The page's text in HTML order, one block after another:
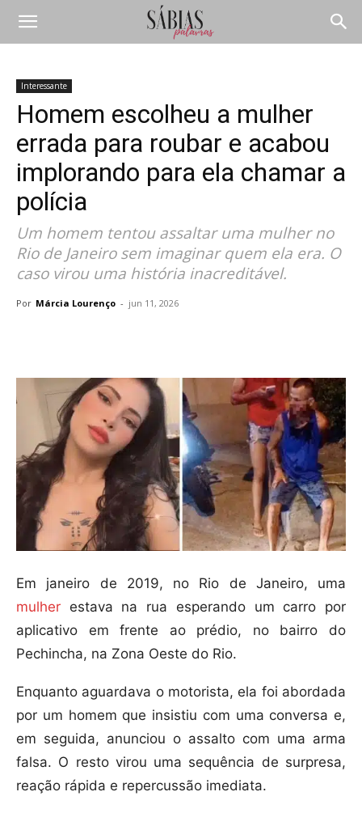
Interessante
Homem escolheu a mulher
errada para roubar e acabou
implorando para ela chamar a
polícia
Um homem tentou assaltar uma mulher no
Rio de Janeiro sem imaginar quem ela era. O
caso virou uma história inacreditável.
Por Márcia Lourenço - jun 11, 2026
Em janeiro de 2019, no Rio de Janeiro, uma
mulher estava na rua esperando um carro por
aplicativo em frente ao prédio, no bairro do
Pechincha, na Zona Oeste do Rio.
Enquanto aguardava o motorista, ela foi abordada
por um homem que insistiu com uma conversa e,
em seguida, anunciou o assalto com uma arma
falsa. O resto virou uma sequência de surpresa,
reação rápida e repercussão imediata.